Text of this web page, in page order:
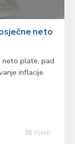
neto
neto plate, pad
inflacije.
Vijesti